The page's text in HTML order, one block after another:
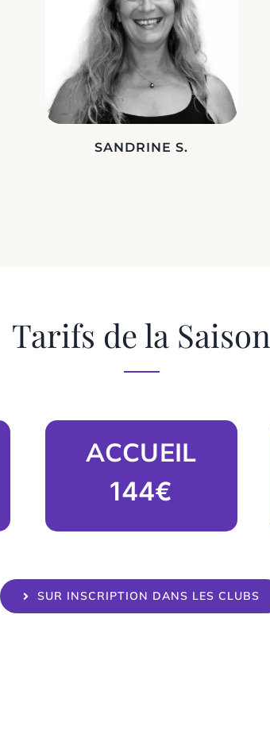
SANDRINE S.
Tarifs de la Saison
ACCUEIL
144€
SUR INSCRIPTION DANS LES CLUBS